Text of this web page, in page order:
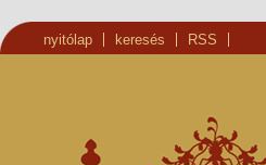
nyitólap keresés RSS